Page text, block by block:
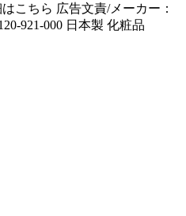
こちら 広告文責/メーカー：
921-000 日本製 化粧品